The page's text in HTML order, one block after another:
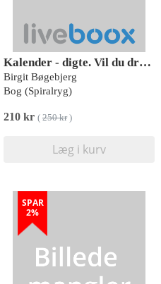
Kalender - digte. Vil du drages og reflektere? - 52 uger med digte om kærlighed til livet - med døden
Birgit Bøgebjerg
Bog (Spiralryg)
210 kr ( 250 kr)
Læg i kurv
SPAR
2%